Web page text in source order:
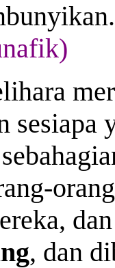
sesiapa
, dan